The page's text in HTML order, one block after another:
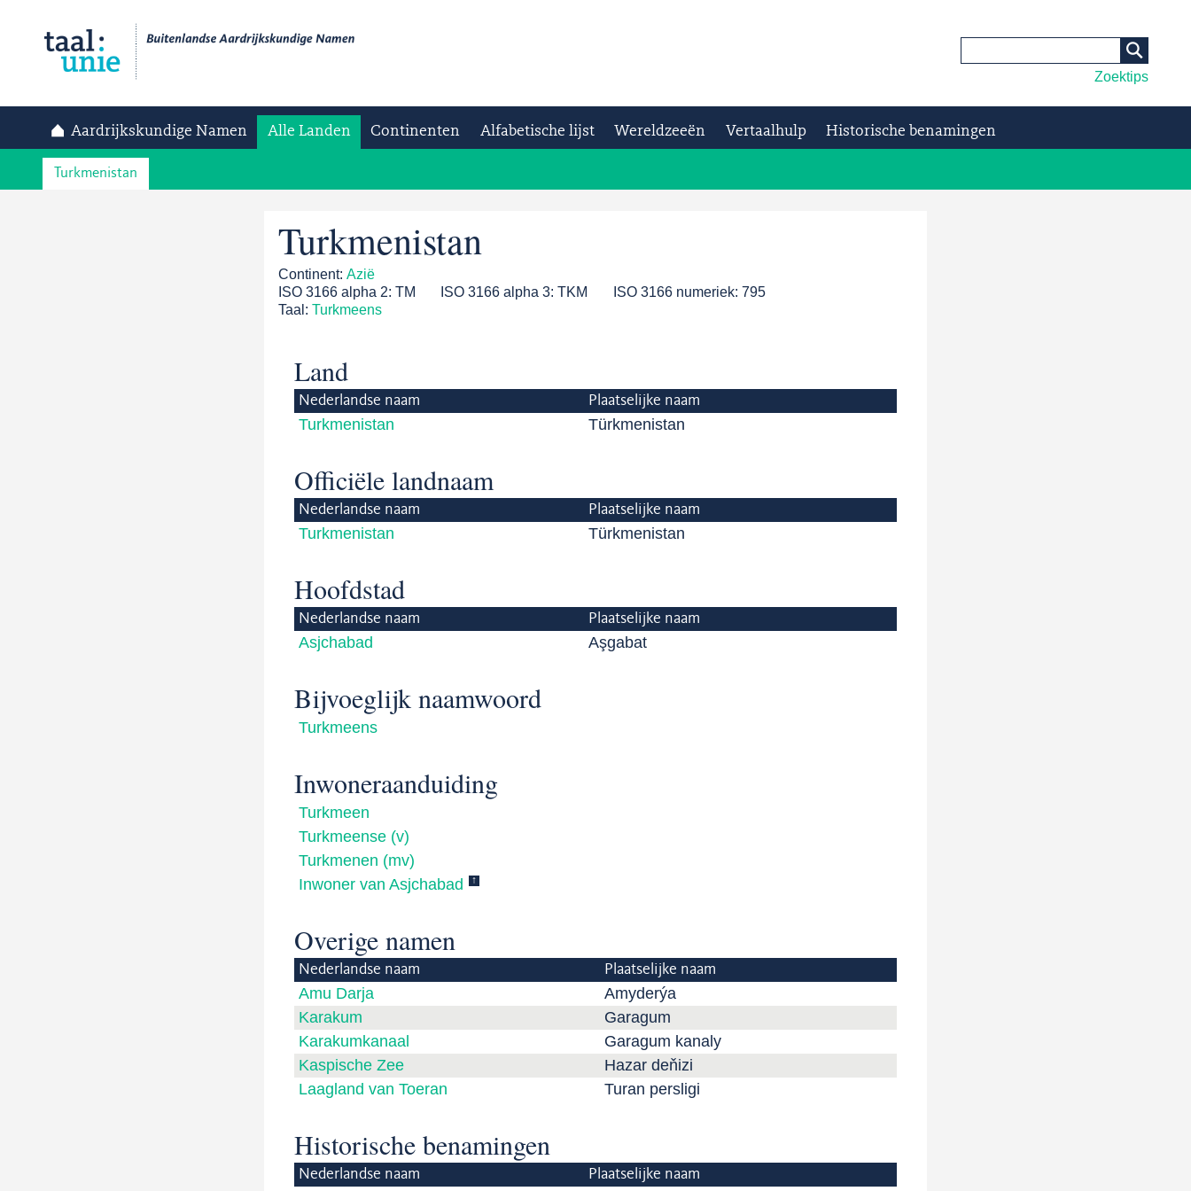
Zoektips
Aardrijkskundige Namen Alle Landen Continenten Alfabetische lijst Wereldzeeën Vertaalhulp Historische benamingen
Turkmenistan
Turkmenistan
Continent: Azië
ISO 3166 alpha 2: TM ISO 3166 alpha 3:TKM ISO 3166 numeriek:795
Taal: Turkmeens
Land
Nederlandse naam Plaatselijke naam
Turkmenistan Türkmenistan
Officiële landnaam
Nederlandse naam Plaatselijke naam
Turkmenistan Türkmenistan
Hoofdstad
Nederlandse naam Plaatselijke naam
Asjchabad Aşgabat
Bijvoeglijk naamwoord
Turkmeens
Inwoneraanduiding
Turkmeen
Turkmeense (v)
Turkmenen (mv)
Inwoner van Asjchabad
↑
Overige namen
Nederlandse naam Plaatselijke naam
Amu Darja
Amyderýa
Karakum
Garagum
Karakumkanaal
Garagum kanaly
Kaspische Zee
Hazar deňizi
Laagland van Toeran
Turan persligi
Historische benamingen
Nederlandse naam Plaatselijke naam